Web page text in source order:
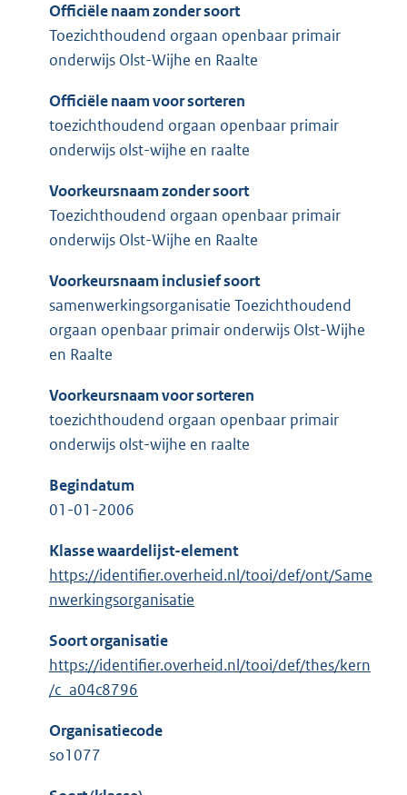
Officiële naam zonder soort
Toezichthoudend orgaan openbaar primair
onderwijs Olst-Wijhe en Raalte
Officiële naam voor sorteren
toezichthoudend orgaan openbaar primair
onderwijs olst-wijhe en raalte
Voorkeursnaam zonder soort
Toezichthoudend orgaan openbaar primair
onderwijs Olst-Wijhe en Raalte
Voorkeursnaam inclusief soort
samenwerkingsorganisatie Toezichthoudend
orgaan openbaar primair onderwijs Olst-Wijhe
en Raalte
Voorkeursnaam voor sorteren
toezichthoudend orgaan openbaar primair
onderwijs olst-wijhe en raalte
Begindatum
01-01-2006
Klasse waardelijst-element
https://identifier.overheid.nl/tooi/def/ont/Same
nwerkingsorganisatie
Soort organisatie
https://identifier.overheid.nl/tooi/def/thes/kern
/c_a04c8796
Organisatiecode
so1077